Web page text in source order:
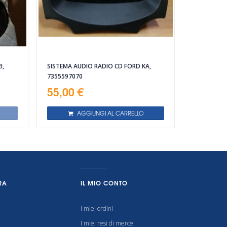
SISTEMA AUDIO RADIO CD FORD KA,
7355597070
55,00 €
AGGIUNGI AL CARRELLO
IL MIO CONTO
I miei ordini
I miei resi di merce